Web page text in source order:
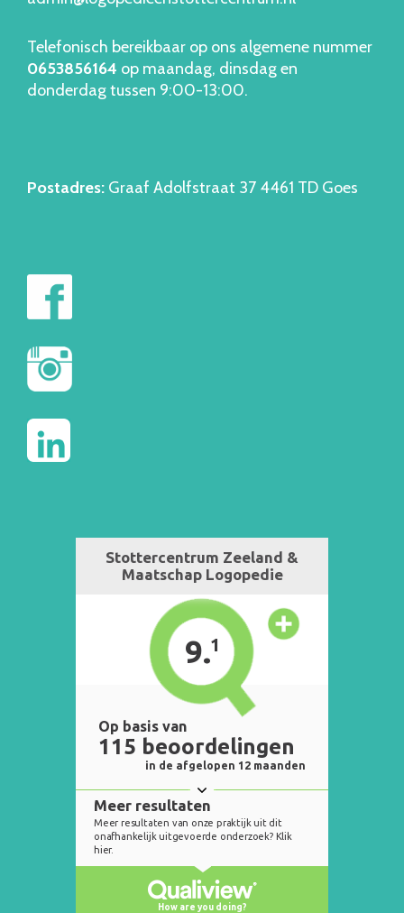
Telefonisch bereikbaar op ons algemene nummer
0653856164 op maandag, dinsdag en
donderdag tussen 9:00-13:00.
Postadres: Graaf Adolfstraat 37 4461 TD Goes